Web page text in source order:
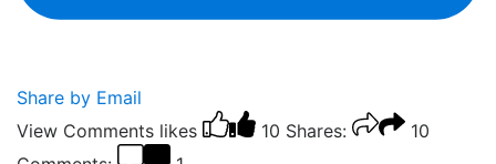
Share by Email
View Comments likes 10 Shares:
10